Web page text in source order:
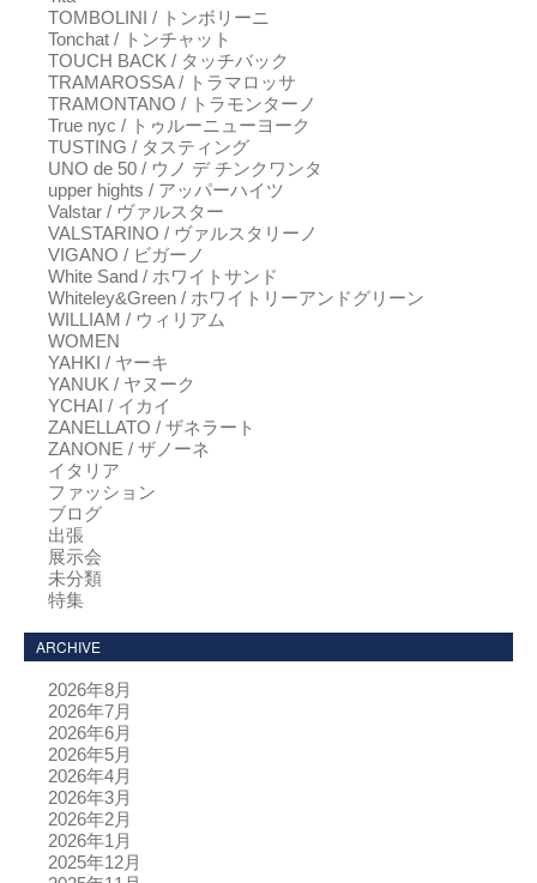
TOMBOLINI / トンボリーニ
Tonchat / トンチャット
TOUCH BACK / タッチバック
TRAMAROSSA / トラマロッサ
TRAMONTANO / トラモンターノ
True nyc / トゥルーニューヨーク
TUSTING / タスティング
UNO de 50 / ウノ デ チンクワンタ
upper hights / アッパーハイツ
Valstar / ヴァルスター
VALSTARINO / ヴァルスタリーノ
VIGANO / ビガーノ
White Sand / ホワイトサンド
Whiteley&Green / ホワイトリーアンドグリーン
WILLIAM / ウィリアム
WOMEN
YAHKI / ヤーキ
YANUK / ヤヌーク
YCHAI / イカイ
ZANELLATO / ザネラート
ZANONE / ザノーネ
イタリア
ファッション
ブログ
出張
展示会
未分類
特集
ARCHIVE
2026年8月
2026年7月
2026年6月
2026年5月
2026年4月
2026年3月
2026年2月
2026年1月
2025年12月